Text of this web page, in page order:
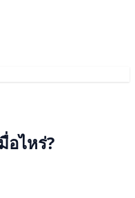
อไหร่?